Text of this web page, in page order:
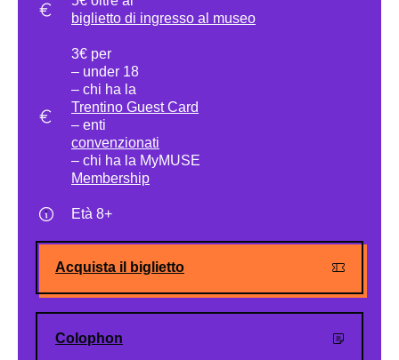
biglietto di ingresso al museo
3€ per
– under 18
– chi ha la
Trentino Guest Card
– enti
convenzionati
– chi ha la MyMUSE
Membership
Età 8+
Acquista il biglietto
Colophon